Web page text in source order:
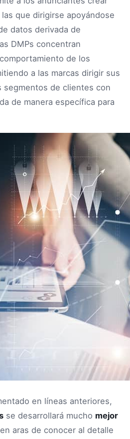
que dirigirse apoyándose
datos derivada de
DMPs concentran
de los
a las marcas dirigir sus
segmentos de clientes con
de manera específica para
en líneas anteriores,
se desarrollará mucho mejor
en aras de conocer al detalle